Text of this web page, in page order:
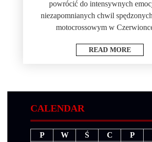
powrócić do intensywnych
niezapomnianych chwil
motocrossowym w
READ MORE
CALENDAR
P W Ś C P